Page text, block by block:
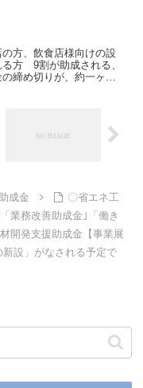
方、飲食店様向けの設
方 9割が助成される、
締め切りが、約一ヶ月
成金
〇省エネ工
業務改善助成金｣「働き
開発支援助成金【事業展
設」がなされる予定で